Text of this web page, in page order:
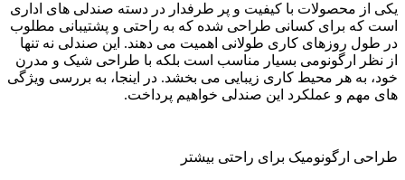
یکی از محصولات با کیفیت و پر طرفدار در دسته صندلی های اداری
است که برای کسانی طراحی شده که به راحتی و پشتیبانی مطلوب
در طول روزهای کاری طولانی اهمیت می دهند. این صندلی نه تنها
از نظر ارگونومی بسیار مناسب است بلکه با طراحی شیک و مدرن
خود، به هر محیط کاری زیبایی می بخشد. در اینجا، به بررسی ویژگی
های مهم و عملکرد این صندلی خواهیم پرداخت.
طراحی ارگونومیک برای راحتی بیشتر